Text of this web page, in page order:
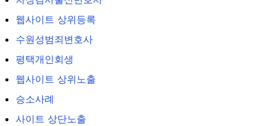
웹사이트 상위등록
수원성범죄변호사
평택개인회생
웹사이트 상위노출
승소사례
사이트 상단노출